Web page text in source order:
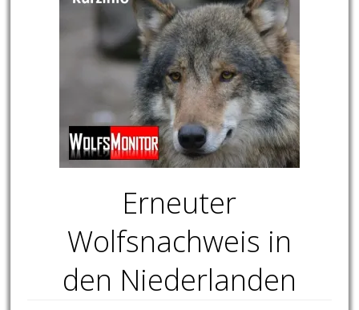
Erneuter
Wolfsnachweis in
den Niederlanden